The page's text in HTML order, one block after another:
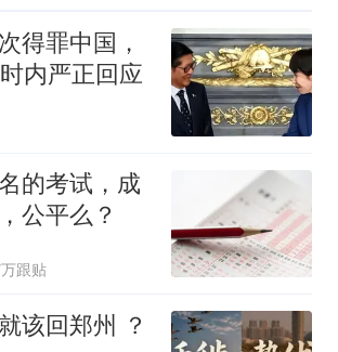
得罪中国，
内严正回应
的考试，成
公平么？
跟贴
该回郑州 ？